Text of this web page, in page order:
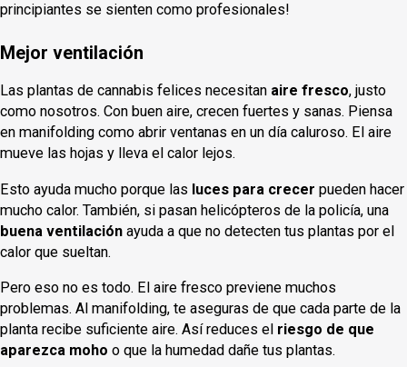
principiantes se sienten como profesionales!
Mejor ventilación
Las plantas de cannabis felices necesitan aire fresco, justo
como nosotros. Con buen aire, crecen fuertes y sanas. Piensa
en manifolding como abrir ventanas en un día caluroso. El aire
mueve las hojas y lleva el calor lejos.
Esto ayuda mucho porque las luces para crecer pueden hacer
mucho calor. También, si pasan helicópteros de la policía, una
buena ventilación ayuda a que no detecten tus plantas por el
calor que sueltan.
Pero eso no es todo. El aire fresco previene muchos
problemas. Al manifolding, te aseguras de que cada parte de la
planta recibe suficiente aire. Así reduces el riesgo de que
aparezca moho o que la humedad dañe tus plantas.